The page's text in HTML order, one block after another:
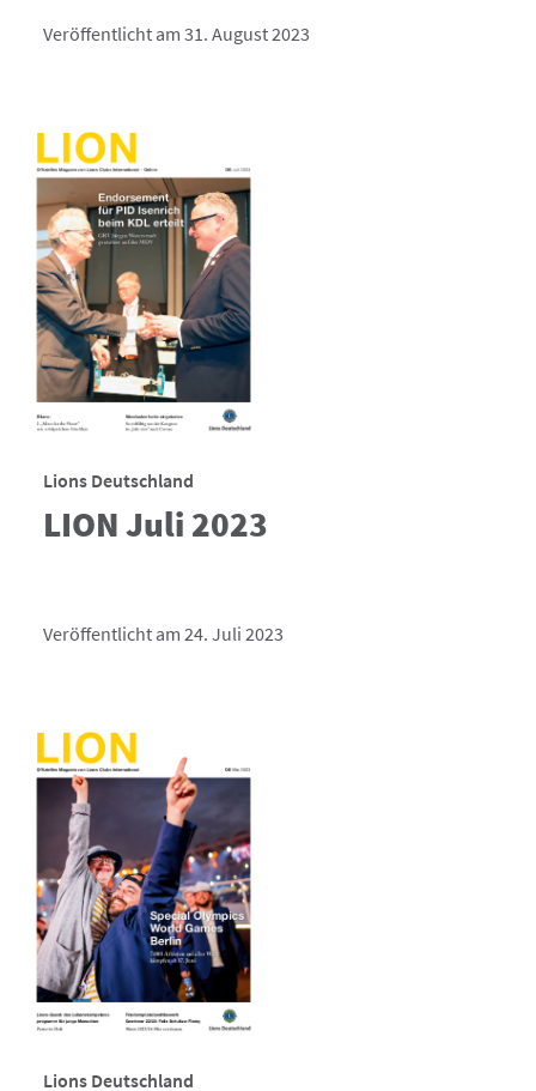
Veröffentlicht am 31. August 2023
Lions Deutschland
LION Juli 2023
Veröffentlicht am 24. Juli 2023
Lions Deutschland